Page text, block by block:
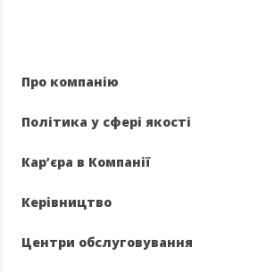
Про компанію
Політика у сфері якості
Кар’єра в Компанії
Керівництво
Центри обслуговування